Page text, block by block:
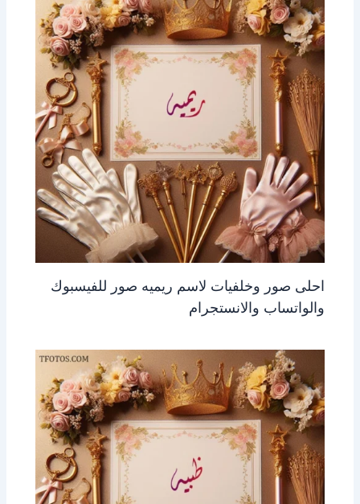
احلى صور وخلفيات لاسم ريميه صور للفيسبوك
والواتساب والانستجرام